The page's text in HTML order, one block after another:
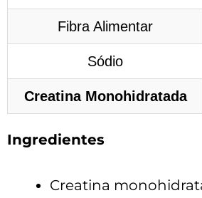
Fibra Alimentar
Sódio
Creatina Monohidratada
Ingredientes
Creatina